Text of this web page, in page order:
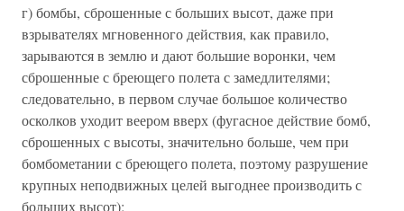
г) бомбы, сброшенные с больших высот, даже при
взрывателях мгновенного действия, как правило,
зарываются в землю и дают большие воронки, чем
сброшенные с бреющего полета с замедлителями;
следовательно, в первом случае большое количество
осколков уходит веером вверх (фугасное действие бомб,
сброшенных с высоты, значительно больше, чем при
бомбометании с бреющего полета, поэтому разрушение
крупных неподвижных целей выгоднее производить с
больших высот);